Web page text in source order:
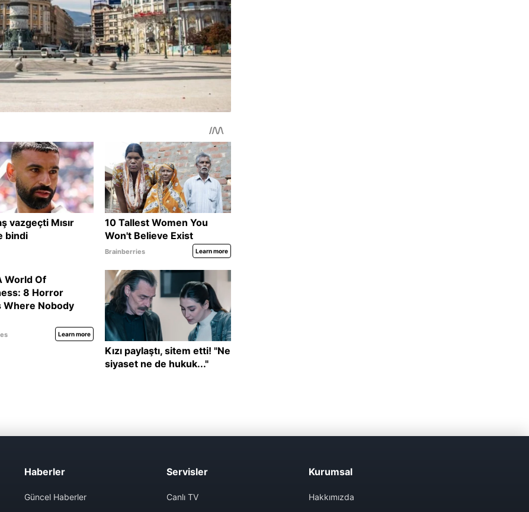
Haberler
Güncel Haberler
Servisler
Canlı TV
Kurumsal
Hakkımızda